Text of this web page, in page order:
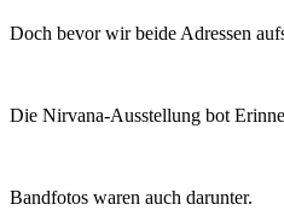
Doch bevor wir beide Adressen
Die Nirvana-Ausstellung bot
Bandfotos waren auch darunter.